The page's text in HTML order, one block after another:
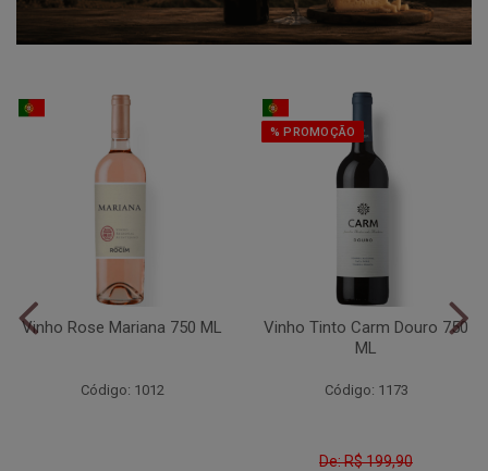
Vinho Rose Mariana 750 ML
Código: 1012
% PROMOÇÃO
Vinho Tinto Carm Douro 750
ML
Código: 1173
De: R$ 199,90